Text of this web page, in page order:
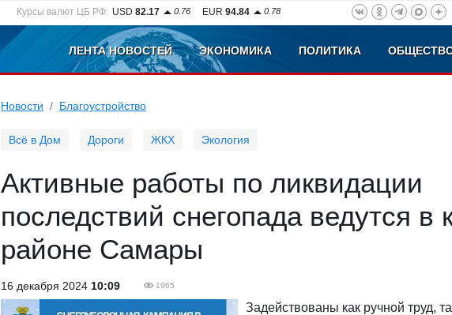
Курсы валют ЦБ РФ: USD 82.17 0.76 EUR 94.84 0.78
ЛЕНТА НОВОСТЕЙ ЭКОНОМИКА ПОЛИТИКА
Новости Благоустройство
Всё в Дом Дороги ЖКХ Экология
Активные работы по ликвидации
последствий снегопада ведутся в
районе Самары
16 декабря 2024 10:09 1965
Задействованы как ручной труд,